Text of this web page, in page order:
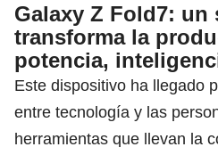
Galaxy Z Fold7: un
transforma la
potencia,
Este dispositivo ha llegado
entre tecnología y las
herramientas que llevan la